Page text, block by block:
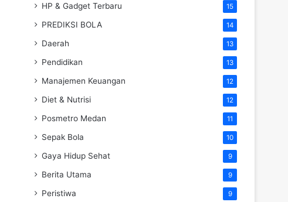
HP & Gadget Terbaru 15
PREDIKSI BOLA 14
Daerah 13
Pendidikan 13
Manajemen Keuangan 12
Diet & Nutrisi 12
Posmetro Medan 11
Sepak Bola 10
Gaya Hidup Sehat 9
Berita Utama 9
Peristiwa 9